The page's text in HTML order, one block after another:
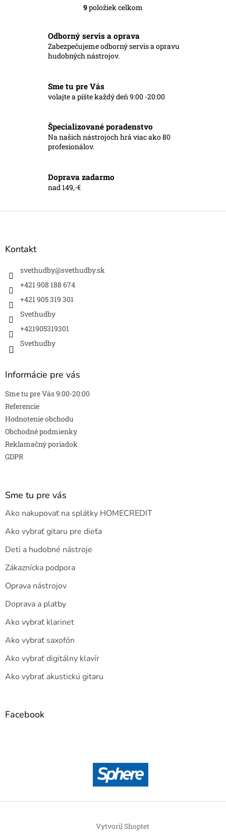
O
á
d
a
p
k
y
i
s
9položiek celkom
Odborný servis a oprava
Zabezpečujeme odborný servis a opravu
hudobných nástrojov.
Sme tu pre Vás
volajte a píšte každý deň 9:00 -20:00
Špecializované poradenstvo
Na našich nástrojoch hrá viac ako 80
profesionálov.
Doprava zadarmo
nad 149,-€
Z
Kontakt
svethudby@svethudby.sk
+421 908 188 674
+421 905 319 301
Svethudby
+421905319301
Svethudby
Informácie pre vás
Sme tu pre Vás 9:00-20:00
Referencie
Hodnotenie obchodu
Obchodné podmienky
Reklamačný poriadok
GDPR
Sme tu pre vás
Ako nakupovať na splátky HOMECREDIT
Ako vybrať gitaru pre dieťa
Deti a hudobné nástroje
Zákaznícka podpora
Oprava nástrojov
Doprava a platby
Ako vybrať klarinet
Ako vybrať saxofón
Ako vybrať digitálny klavír
Ako vybrať akustickú gitaru
Facebook
Vytvoril Shoptet